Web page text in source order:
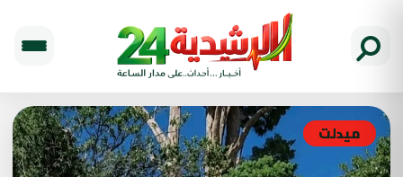
ميدلت